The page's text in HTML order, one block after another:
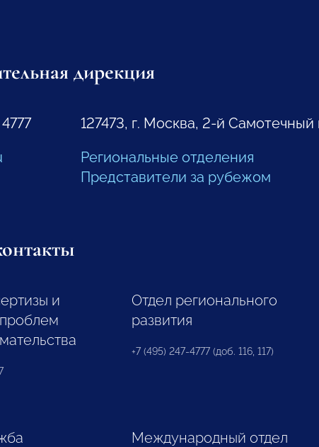
дирекция
127473, г. Москва, 2-й Самотечный
Региональные отделения
Представители за рубежом
и
Отдел регионального
развития
+7 (495) 247-4777 (доб. 116, 117)
Международный отдел